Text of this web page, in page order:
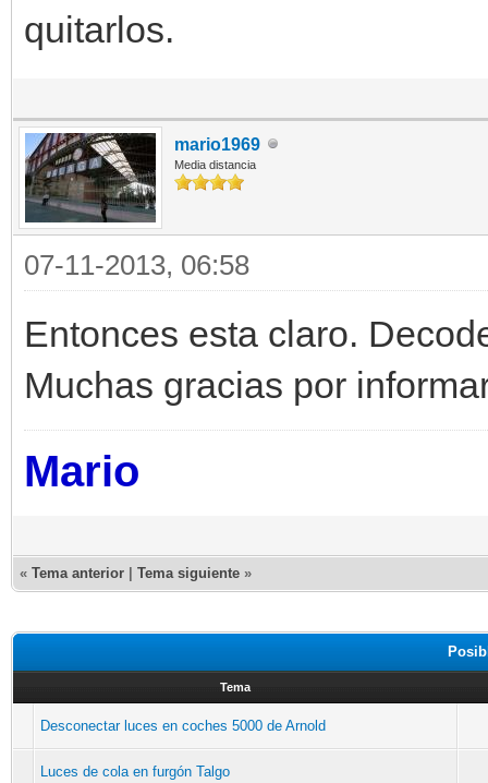
quitarlos.
mario1969
Media distancia
07-11-2013, 06:58
Entonces esta claro.
Muchas gracias por
Mario
« Tema anterior | Tema siguiente »
Tema
Desconectar luces en coches 5000 de Arnold
Luces de cola en furgón Talgo